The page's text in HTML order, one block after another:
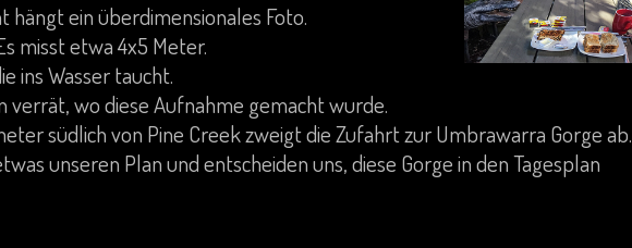
hängt ein überdimensionales Foto.
misst etwa 4x5 Meter.
ins Wasser taucht.
verrät, wo diese Aufnahme gemacht wurde.
südlich von Pine Creek zweigt die Zufahrt zur Umbrawarra Gorge ab.
unseren Plan und entscheiden uns, diese Gorge in den Tagesplan